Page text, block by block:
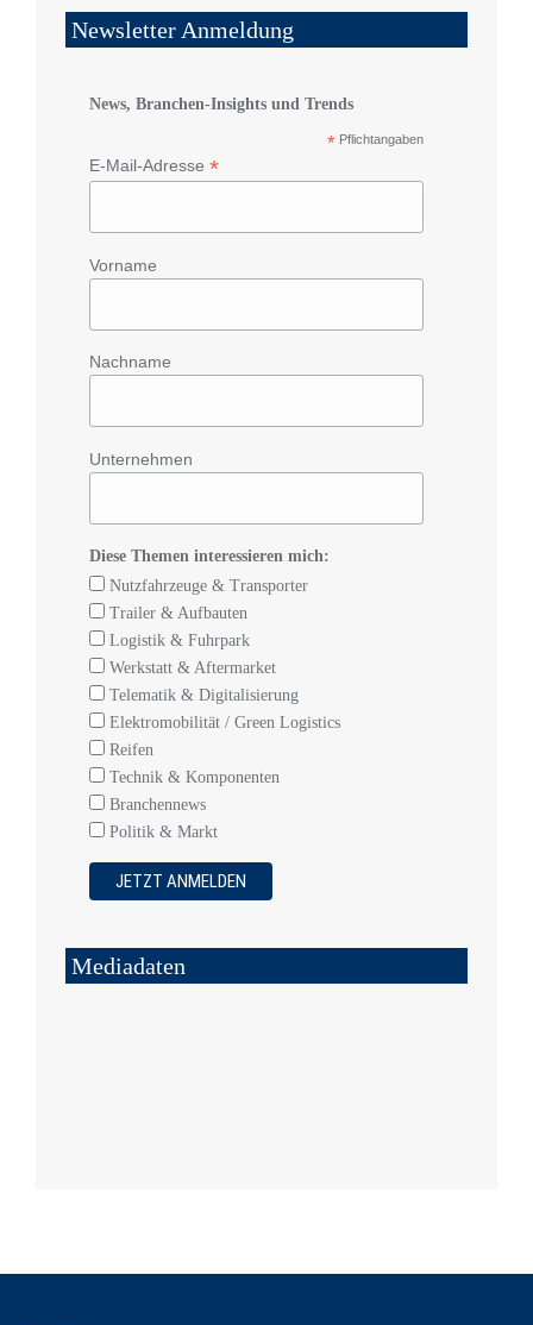
Newsletter Anmeldung
News, Branchen-Insights und Trends
* Pflichtangaben
E-Mail-Adresse *
Vorname
Nachname
Unternehmen
Diese Themen interessieren mich:
Nutzfahrzeuge & Transporter
Trailer & Aufbauten
Logistik & Fuhrpark
Werkstatt & Aftermarket
Telematik & Digitalisierung
Elektromobilität / Green Logistics
Reifen
Technik & Komponenten
Branchennews
Politik & Markt
Mediadaten